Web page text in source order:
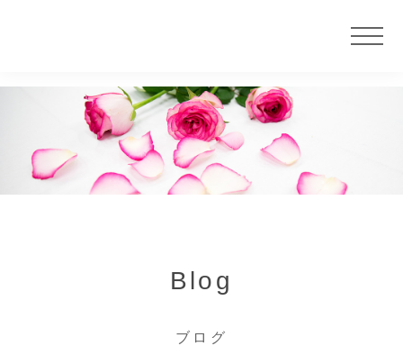
ニュース
サービス
店舗案内
Blog
ブログ